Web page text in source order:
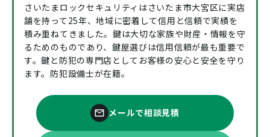
さいたまロックセキュリティはさいたま市大宮区に実店
舗を持って25年、地域に密着して信用と信頼で実績を
積み重ねてきました。鍵は大切な家族や財産・情報を守
るためのものであり、鍵屋選びは信用信頼が最も重要で
す。鍵と防犯の専門店としてお客様の安心と安全を守り
ます。防犯設備士が在籍。
メールで相談見積